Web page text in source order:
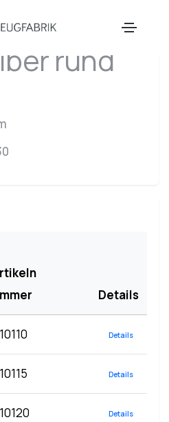
rund
Details
Details
Details
Details